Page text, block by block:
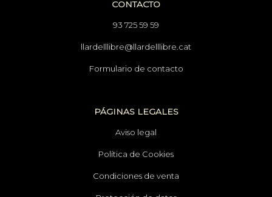
CONTACTO
93 725 59 59
llardelllibre@llardelllibre.cat
Formulario de contacto
PÁGINAS LEGALES
Aviso legal
Política de Cookies
Condiciones de venta